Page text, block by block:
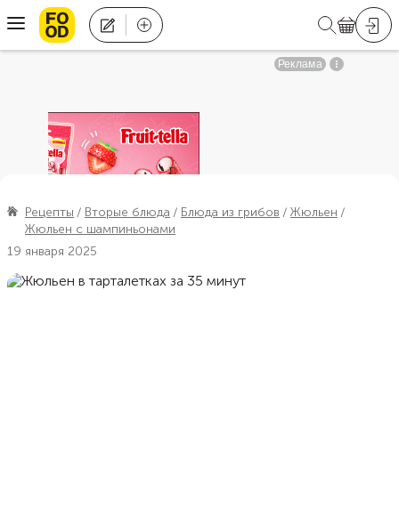
Рецепты Вторые блюда Блюда из грибов
Жюльен
Жюльен с шампиньонами
19 января 2025